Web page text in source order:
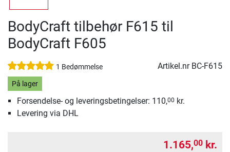
BodyCraft tilbehør F615 til
BodyCraft F605
1 Bedømmelse Artikel.nr BC-F615
På lager
Forsendelse- og leveringsbetingelser: 110,00 kr.
Levering via DHL
1.165,00 kr.